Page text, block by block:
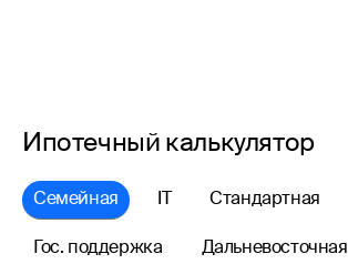
Ипотечный калькулятор
Семейная Стандартная
Гос. поддержка Дальневосточная